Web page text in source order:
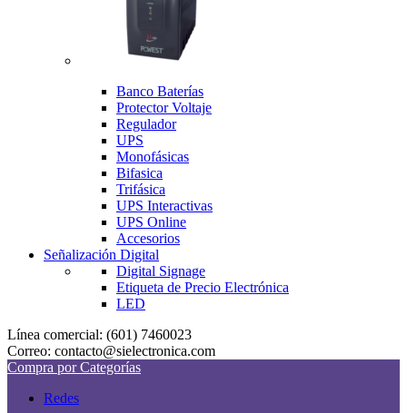
Banco Baterías
Protector Voltaje
Regulador
UPS
Monofásicas
Bifasica
Trifásica
UPS Interactivas
UPS Online
Accesorios
Señalización Digital
Digital Signage
Etiqueta de Precio Electrónica
LED
Línea comercial: (601) 7460023
Correo: contacto@sielectronica.com
Compra por Categorías
Redes